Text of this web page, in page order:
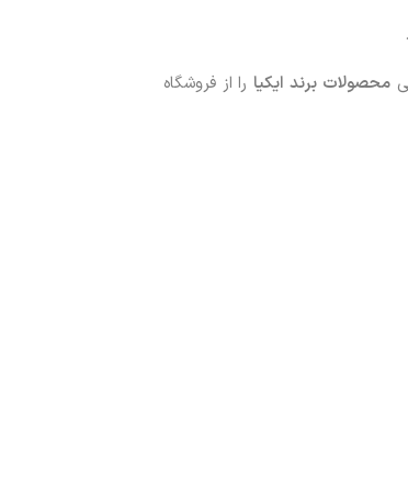
محصولات برند ایکیا را از فروشگاه